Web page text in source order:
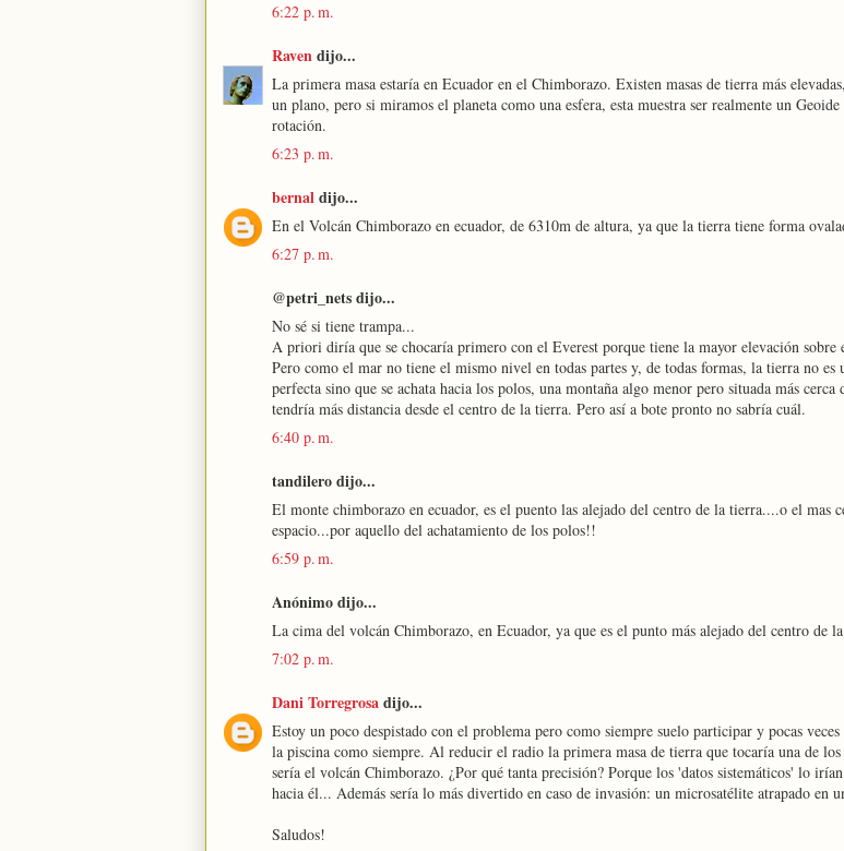
6:22 p. m.
Ravendijo...
La primera masa estaría en Ecuador en el Chimborazo. Existen masas de tierra más
un plano, pero si miramos el planeta como una esfera, esta muestra ser realmente un
rotación.
6:23 p. m.
bernaldijo...
En el Volcán Chimborazo en ecuador, de 6310m de altura, ya que la tierra tiene forma
6:27 p. m.
@petri_nets dijo...
No sé si tiene trampa...
A priori diría que se chocaría primero con el Everest porque tiene la mayor elevación sobre
Pero como el mar no tiene el mismo nivel en todas partes y, de todas formas, la tierra no es
perfecta sino que se achata hacia los polos, una montaña algo menor pero situada más cerca
tendría más distancia desde el centro de la tierra. Pero así a bote pronto no sabría cuál.
6:40 p. m.
tandilero dijo...
El monte chimborazo en ecuador, es el puento las alejado del centro de la tierra....o el mas
espacio...por aquello del achatamiento de los polos!!
6:59 p. m.
Anónimo dijo...
La cima del volcán Chimborazo, en Ecuador, ya que es el punto más alejado del centro de
7:02 p. m.
Dani Torregrosadijo...
Estoy un poco despistado con el problema pero como siempre suelo participar y pocas
la piscina como siempre. Al reducir el radio la primera masa de tierra que tocaría una de los
sería el volcán Chimborazo. ¿Por qué tanta precisión? Porque los 'datos sistemáticos' lo
hacia él... Además sería lo más divertido en caso de invasión: un microsatélite atrapado en
Saludos!